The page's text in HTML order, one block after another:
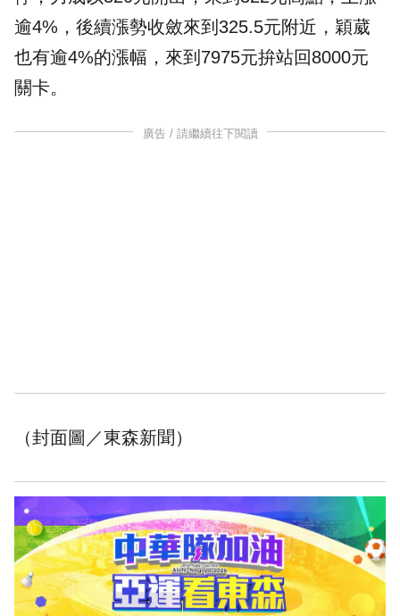
逾4%，後續漲勢收斂來到325.5元附近，穎葳
也有逾4%的漲幅，來到7975元拚站回8000元
關卡。
廣告 / 請繼續往下閱讀
（封面圖／東森新聞）